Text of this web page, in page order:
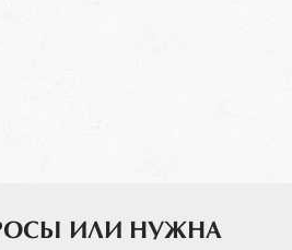
ИЛИ НУЖНА